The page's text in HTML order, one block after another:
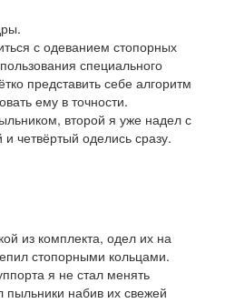
с одеванием стопорных
специального
представить себе алгоритм
ему в точности.
второй я уже надел с
четвёртый оделись сразу.
из комплекта, одел их на
стопорными кольцами.
я не стал менять
набив их свежей